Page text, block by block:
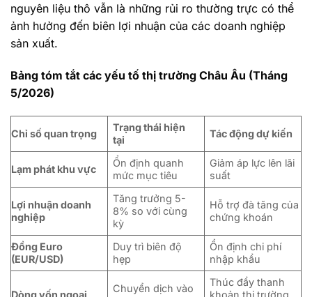
nguyên liệu thô vẫn là những rủi ro thường trực có thể
ảnh hưởng đến biên lợi nhuận của các doanh nghiệp
sản xuất.
Bảng tóm tắt các yếu tố thị trường Châu Âu (Tháng
5/2026)
Chỉ số quan trọng
Trạng thái hiện
tại
Tác động dự kiến
Lạm phát khu vực
Ổn định quanh
mức mục tiêu
Giảm áp lực lên lãi
suất
Lợi nhuận doanh
nghiệp
Tăng trưởng 5-
8% so với cùng
kỳ
Hỗ trợ đà tăng của
chứng khoán
Đồng Euro
(EUR/USD)
Duy trì biên độ
hẹp
Ổn định chi phí
nhập khẩu
Chuyển dịch vào
Thúc đẩy thanh